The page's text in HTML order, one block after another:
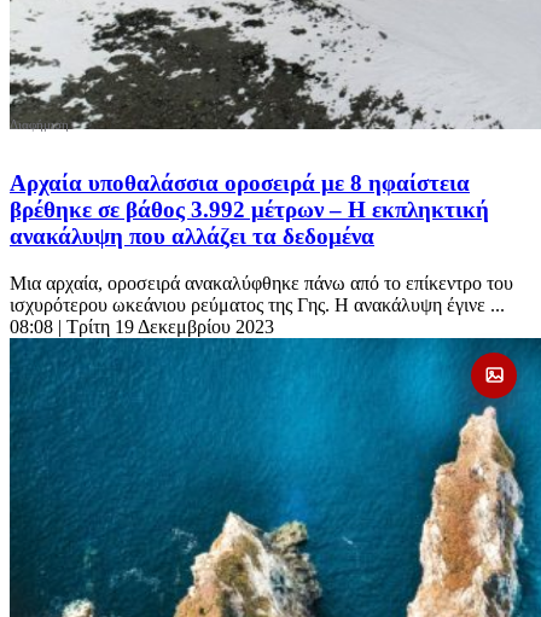
Αρχαία υποθαλάσσια οροσειρά με 8 ηφαίστεια
βρέθηκε σε βάθος 3.992 μέτρων – Η εκπληκτική
ανακάλυψη που αλλάζει τα δεδομένα
Μια αρχαία, οροσειρά ανακαλύφθηκε πάνω από το επίκεντρο του
ισχυρότερου ωκεάνιου ρεύματος της Γης. Η ανακάλυψη έγινε ...
08:08 | Τρίτη 19 Δεκεμβρίου 2023